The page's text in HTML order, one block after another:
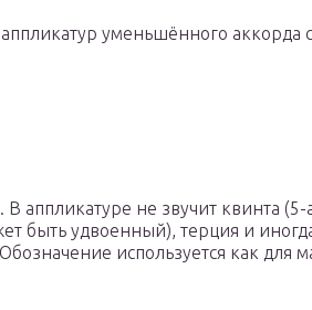
уменьшённого аккорда
аппликатуре не звучит квинта (5-
быть удвоенный), терция и
используется как